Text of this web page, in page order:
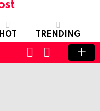
HOT TRENDING
SWITCH
SKIN
LOGIN